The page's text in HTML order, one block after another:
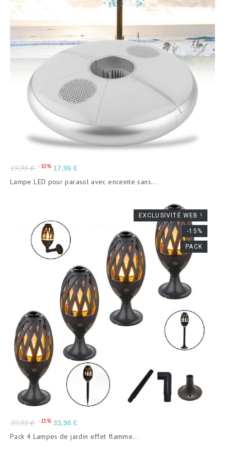
Prix
de
base
19,95 € -10% Prix
17,96 €
Lampe LED pour parasol avec enceinte sans...
EXCLUSIVITÉ WEB !
-15%
PACK
Prix
de
base
39,95 € -15% Prix
33,96 €
Pack 4 Lampes de jardin effet flamme...